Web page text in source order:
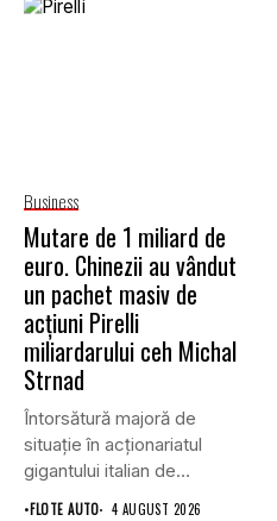
Business
Mutare de 1 miliard de
euro. Chinezii au vândut
un pachet masiv de
acțiuni Pirelli
miliardarului ceh Michal
Strnad
Întorsătură majoră de
situație în acționariatul
gigantului italian de
anvelope Pirelli.
•FLOTE AUTO 4 AUGUST 2026